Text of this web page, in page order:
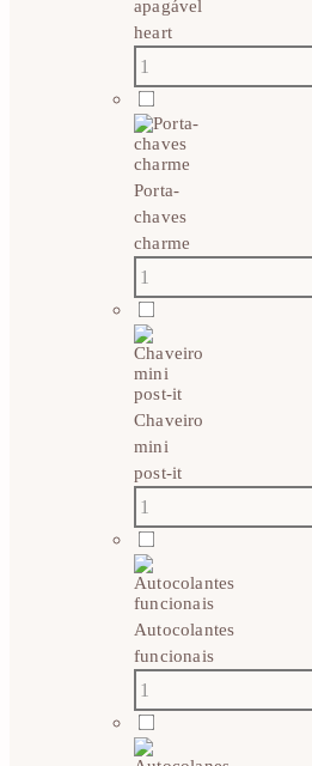
apagável
heart
Porta-
chaves
charme
Chaveiro
mini
post-it
Autocolantes
funcionais